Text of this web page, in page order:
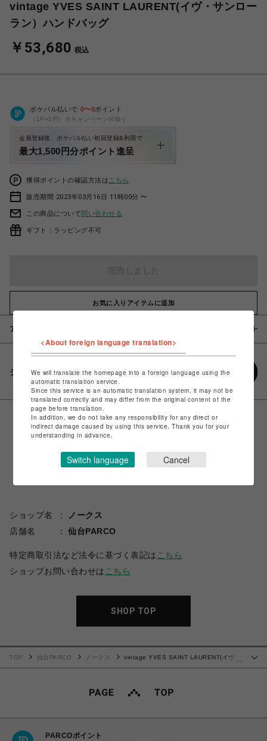
vintage YVES SAINT LAURENT(イヴ・サンロー
ラン）ハンドバッグ
￥53,680 税込
ポケパル払いで 0〜0ポイント
（1P=1円）※キャンペーン分除く
会員登録後、ポケパル払い初回登録&利用で
最大1,500円分ポイント進呈
獲得ポイントの確認方法は こちら
販売期間 2023年03月16日 11時00分 〜
この商品について問い合わせる
ギフト：ラッピング不可
お気に入りアイテムに追加
アイテム説明 / 素材
シェアする
ショップ名
ノークス
店舗名
仙台PARCO
特定商取引法など法令に基づく表記は こちら
ショップお問い合わせは こちら
SHOP TOP
TOP 仙台PARCO ノークス
vintage YVES SAINT LAURENT(イヴ・
PARCOポイント
<About foreign language translation>
We will translate the homepage into a foreign language using the
automatic translation service.
Since this service is an automatic translation system, it may not be
translated correctly and may differ from the original content of the
page before translation.
In addition, we do not take any responsibility for any direct or
indirect damage caused by using this service. Thank you for your
understanding in advance.
Switch language Cancel